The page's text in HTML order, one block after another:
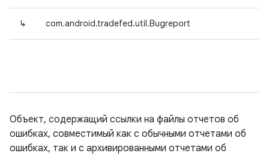
↳ com.android.tradefed.util.Bugreport
Объект, содержащий ссылки на файлы отчетов об
ошибках, совместимый как с обычными отчетами об
ошибках, так и с архивированными отчетами об